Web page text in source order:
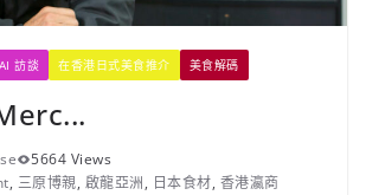
訪談 在香港日式美食推介 美食解碼
5664 Views
, 三原博親, 啟龍亞洲, 日本食材, 香港瀛商